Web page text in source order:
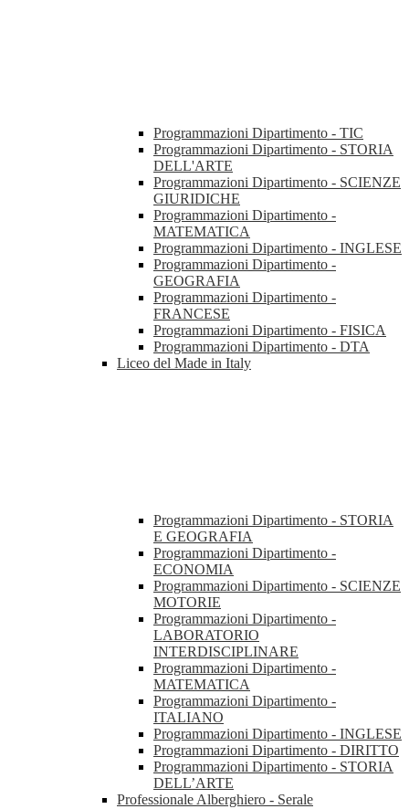
Programmazioni Dipartimento - TIC
Programmazioni Dipartimento - STORIA
DELL'ARTE
Programmazioni Dipartimento - SCIENZE
GIURIDICHE
Programmazioni Dipartimento -
MATEMATICA
Programmazioni Dipartimento - INGLESE
Programmazioni Dipartimento -
GEOGRAFIA
Programmazioni Dipartimento -
FRANCESE
Programmazioni Dipartimento - FISICA
Programmazioni Dipartimento - DTA
Liceo del Made in Italy
Programmazioni Dipartimento - STORIA
E GEOGRAFIA
Programmazioni Dipartimento -
ECONOMIA
Programmazioni Dipartimento - SCIENZE
MOTORIE
Programmazioni Dipartimento -
LABORATORIO
INTERDISCIPLINARE
Programmazioni Dipartimento -
MATEMATICA
Programmazioni Dipartimento -
ITALIANO
Programmazioni Dipartimento - INGLESE
Programmazioni Dipartimento - DIRITTO
Programmazioni Dipartimento - STORIA
DELL’ARTE
Professionale Alberghiero - Serale